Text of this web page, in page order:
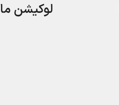
لوکیشن ما